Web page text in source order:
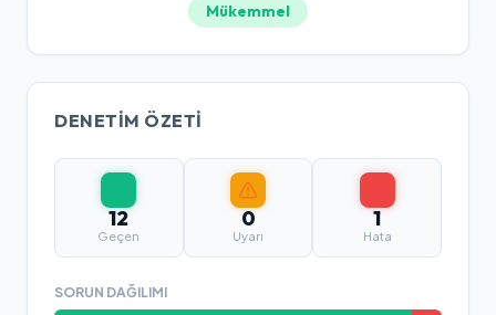
Mükemmel
DENETIM ÖZETI
12
Geçen
0
Uyarı
1
Hata
SORUN DAĞILIMI